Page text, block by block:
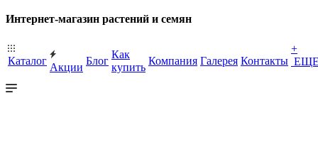
Интернет-магазин растений и семян
Каталог
Акции
Блог
Как
купить
Компания Галерея Контакты
+